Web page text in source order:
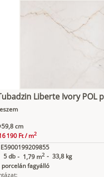
Liberte Ivory POL
cm
190 Ft /m2
E5900199209855
5 db - 1,79 m2 - 33,8 kg
porcelán fagyálló